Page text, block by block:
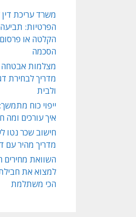
משרד עריכת
הפרטיות:
הקלטה או
הסכמה
מדריך לבחירת
ולבית
ייפוי כוח
איך עורכים ומה
חישוב שכר נטו
מדריך מהיר עם
השוואת מחירים
למצוא את
הכי משתלמת